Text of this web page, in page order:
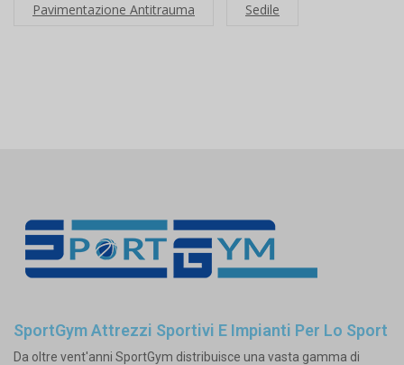
Pavimentazione Antitrauma Sedile
SportGym Attrezzi Sportivi E Impianti Per Lo Sport
Da oltre vent'anni SportGym distribuisce una vasta gamma di